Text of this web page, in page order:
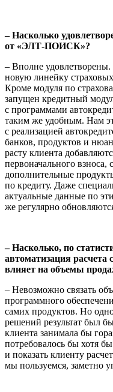
– Насколько
от «ЭЛТ-ПОИСК»?
– Вполне
новую линейку
Кроме моду­ля по
запущен кредитный
с программами
таким же удобным. Нам
с реализацией
банков, продуктов и
расту клиента
первоначального взноса,
дополнительные
по кредиту. Даже
актуальные данные по
же регу­лярно
– Насколько, по
автоматизация расчета
влияет на объемы
– Невозможно связать
программного
самих продуктов. Но
решений результат был
клиента занимала бы
потребовалось бы хотя
и показать клиенту
мы пользуемся, заметно